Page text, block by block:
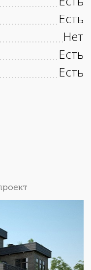
Есть
Нет
Есть
Есть